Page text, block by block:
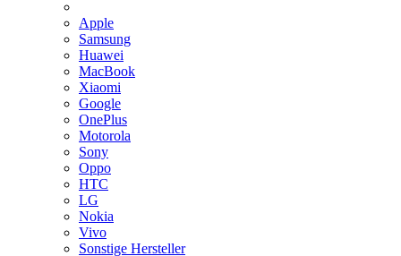
Apple
Samsung
Huawei
MacBook
Xiaomi
Google
OnePlus
Motorola
Sony
Oppo
HTC
LG
Nokia
Vivo
Sonstige Hersteller